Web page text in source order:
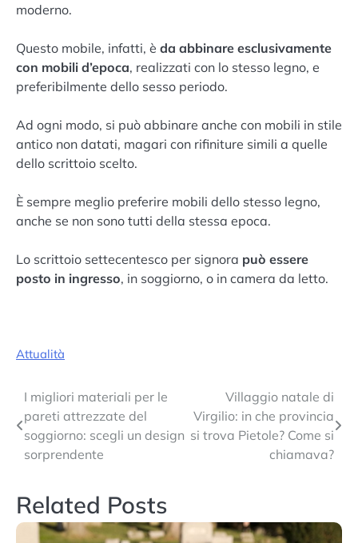
moderno.
Questo mobile, infatti, è da abbinare esclusivamente
con mobili d’epoca, realizzati con lo stesso legno, e
preferibilmente dello sesso periodo.
Ad ogni modo, si può abbinare anche con mobili in stile
antico non datati, magari con rifiniture simili a quelle
dello scrittoio scelto.
È sempre meglio preferire mobili dello stesso legno,
anche se non sono tutti della stessa epoca.
Lo scrittoio settecentesco per signora può essere
posto in ingresso, in soggiorno, o in camera da letto.
Attualità
Navigazione
articoli
I migliori materiali per le
pareti attrezzate del
soggiorno: scegli un design
sorprendente
Villaggio natale di
Virgilio: in che provincia
si trova Pietole? Come si
chiamava?
Related Posts